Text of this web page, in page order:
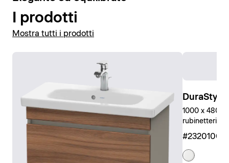
I prodotti
Mostra tutti i prodotti
DuraStyle
1000 x 480
rubinetteria,